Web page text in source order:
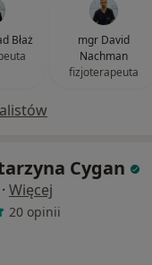
Błaż
mgr David
Nachman
fizjoterapeuta
Cygan
· Więcej
20 opinii